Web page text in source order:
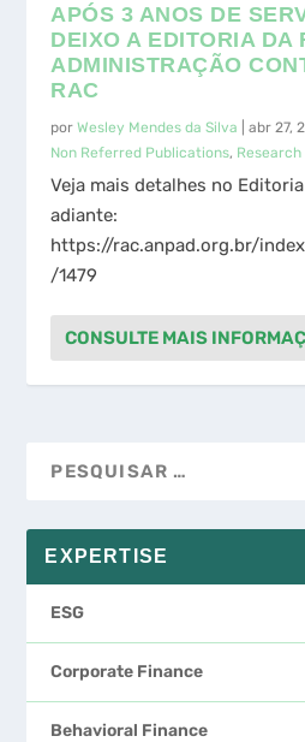
APÓS 3 ANOS DE
DEIXO A EDITORIA DA
ADMINISTRAÇÃO
RAC
porWesley Mendes da Silva |abr 27,
Non Referred Publications, Research
Veja mais detalhes no
adiante:
https://rac.anpad.org.br/
/1479
CONSULTE MAIS
EXPERTISE
ESG
Corporate Finance
Behavioral Finance